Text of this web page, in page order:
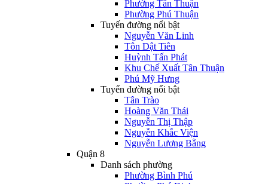
Phường Tân Thuận
Phường Phú Thuận
Tuyến đường nổi bật
Nguyễn Văn Linh
Tôn Dật Tiên
Huỳnh Tấn Phát
Khu Chế Xuất Tân Thuận
Phú Mỹ Hưng
Tuyến đường nổi bật
Tân Trào
Hoàng Văn Thái
Nguyễn Thị Thập
Nguyễn Khắc Viện
Nguyễn Lương Bằng
Quận 8
Danh sách phường
Phường Bình Phú